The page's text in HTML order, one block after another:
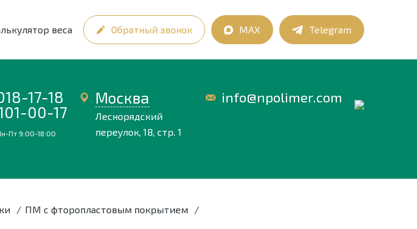
веса Обратный звонок MAX Telegram
17-18
00-17
Пт 9:00-18:00
Москва
Леснорядский
переулок, 18, стр. 1
info@npolimer.com
/ ПМ с фторопластовым покрытием
/